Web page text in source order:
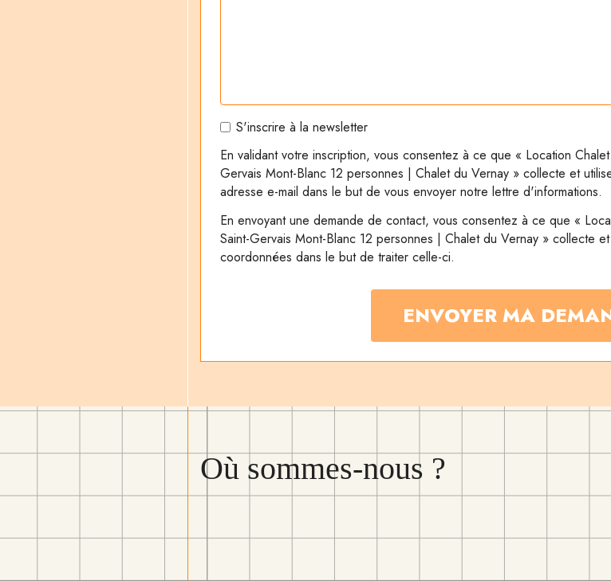
S'inscrire à la newsletter
En validant votre inscription, vous consentez à ce que « Location Chalet
Gervais Mont-Blanc 12 personnes | Chalet du Vernay » collecte et
adresse e-mail dans le but de vous envoyer notre lettre d'informations.
En envoyant une demande de contact, vous consentez à ce que «
Saint-Gervais Mont-Blanc 12 personnes | Chalet du Vernay » collecte
coordonnées dans le but de traiter celle-ci.
Où sommes-nous ?